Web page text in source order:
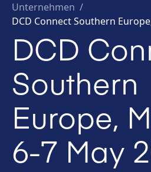
Unternehmen /
DCD Connect Southern
DCD
Southern
Europe,
6-7 May